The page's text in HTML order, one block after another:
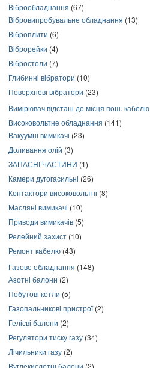
Віброобладнання (67)
Вібровипробувальне обладнання (13)
Віброплити (6)
Віброрейки (4)
Вібростоли (7)
Глибинні вібратори (10)
Поверхневі вібратори (23)
Вимірювач відстані до місця пош. кабелю
Високовольтне обладнання (141)
Вакуумні вимикачі (23)
Доливання олій (3)
ЗАПАСНІ ЧАСТИНИ (1)
Камери дугогасильні (26)
Контактори високовольтні (8)
Масляні вимикачі (10)
Приводи вимикачів (5)
Релейний захист (10)
Ремонт кабелю (43)
Газове обладнання (148)
Азотні балони (2)
Побутові котли (5)
Газопальникові пристрої(2)
Гелієві балони (2)
Регулятори тиску газу (34)
Лічильники газу (2)
Вуглекислотні балони (2)